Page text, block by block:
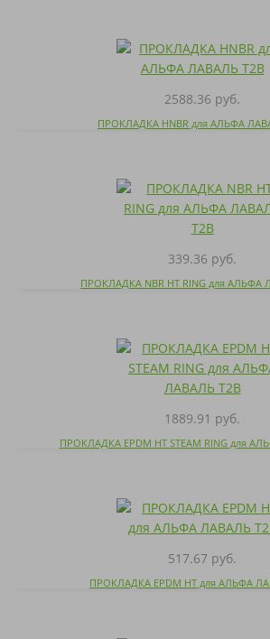
2588.36 руб.
ПРОКЛАДКА HNBR для АЛЬФА
339.36 руб.
ПРОКЛАДКА NBR HT RING для АЛЬФА
1889.91 руб.
ПРОКЛАДКА EPDM HT STEAM RING для
517.67 руб.
ПРОКЛАДКА EPDM HT для АЛЬФА